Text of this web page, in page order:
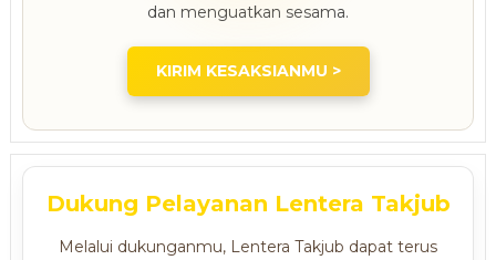
dan menguatkan sesama.
KIRIM KESAKSIANMU >
Dukung Pelayanan Lentera Takjub
Melalui dukunganmu, Lentera Takjub dapat terus